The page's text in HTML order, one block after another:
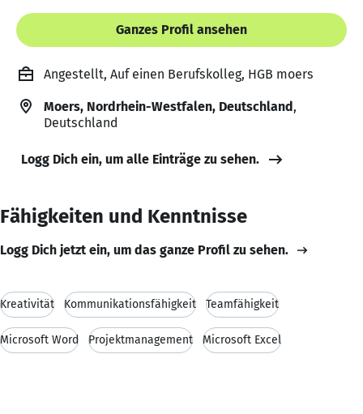
Ganzes Profil ansehen
Angestellt, Auf einen Berufskolleg, HGB moers
Moers, Nordrhein-Westfalen, Deutschland,
Deutschland
Logg Dich ein, um alle Einträge zu sehen.
Fähigkeiten und Kenntnisse
Logg Dich jetzt ein, um das ganze Profil zu sehen.
Kreativität Kommunikationsfähigkeit Teamfähigkeit
Microsoft Word Projektmanagement Microsoft Excel